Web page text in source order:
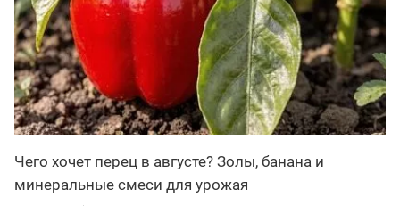
Чего хочет перец в августе? Золы, банана и
минеральные смеси для урожая